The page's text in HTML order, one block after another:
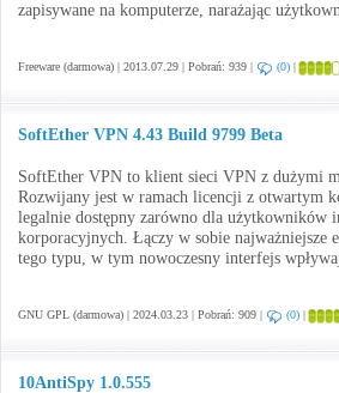
zapisywane na komputerze, narażając
Freeware (darmowa) | 2013.07.29 | Pobrań: 939 | (0) |
SoftEther VPN 4.43 Build 9799 Beta
SoftEther VPN to klient sieci VPN z dużymi
Rozwijany jest w ramach licencji z otwartym
legalnie dostępny zarówno dla użytkowników
korporacyjnych. Łączy w sobie najważniejsze
tego typu, w tym nowoczesny interfejs
GNU GPL (darmowa) | 2024.03.23 | Pobrań: 909 | (0) |
10AntiSpy 1.0.555